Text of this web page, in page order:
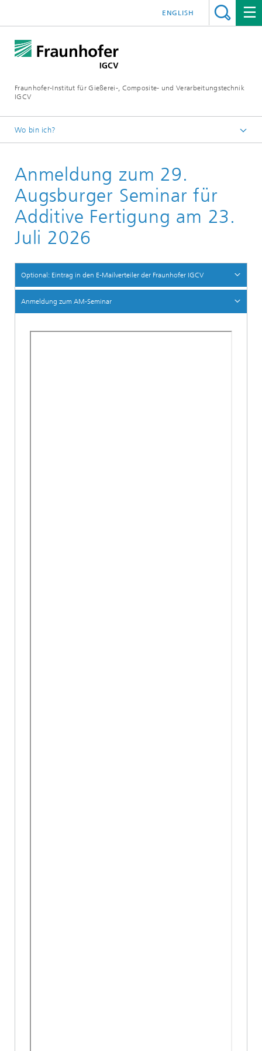
Fraunhofer-Institut für Gießerei-, Composite- und Verarbeitungstechnik
IGCV
ENGLISH
Wo bin ich?
Veranstaltungen
Seminar für Additive Fertigung 2026
Anmeldung zum 29.
Augsburger Seminar für
Additive Fertigung am 23.
Juli 2026
Optional: Eintrag in den E-Mailverteiler der Fraunhofer IGCV
Anmeldung zum AM-Seminar